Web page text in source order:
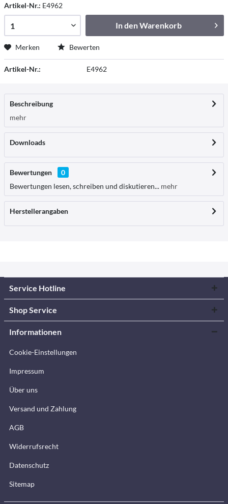
Artikel-Nr.: E4962
In denWarenkorb
Merken Bewerten
Artikel-Nr.: E4962
Beschreibung
mehr
Downloads
Bewertungen
0
Bewertungen lesen, schreiben und diskutieren... mehr
Herstellerangaben
Service Hotline
Shop Service
Informationen
Cookie-Einstellungen
Impressum
Über uns
Versand und Zahlung
AGB
Widerrufsrecht
Datenschutz
Sitemap